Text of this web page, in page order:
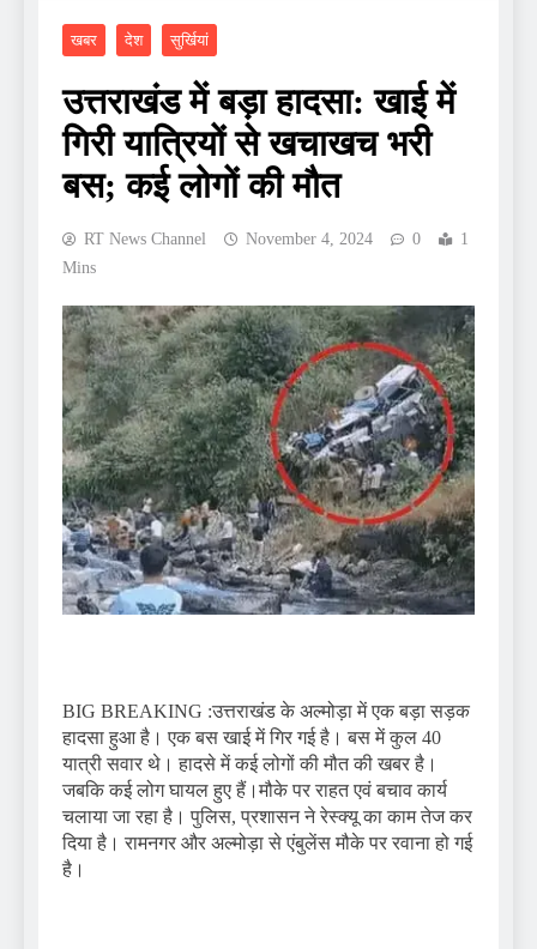
खबर देश सुर्खियां
उत्तराखंड में बड़ा हादसा: खाई में
गिरी यात्रियों से खचाखच भरी
बस; कई लोगों की मौत
RT News Channel November 4, 2024 0
1
Mins
BIG BREAKING :उत्तराखंड के अल्मोड़ा में एक बड़ा सड़क
हादसा हुआ है। एक बस खाई में गिर गई है। बस में कुल 40
यात्री सवार थे। हादसे में कई लोगों की मौत की खबर है।
जबकि कई लोग घायल हुए हैं।मौके पर राहत एवं बचाव कार्य
चलाया जा रहा है। पुलिस, प्रशासन ने रेस्क्यू का काम तेज कर
दिया है। रामनगर और अल्मोड़ा से एंबुलेंस मौके पर रवाना हो गई
है।